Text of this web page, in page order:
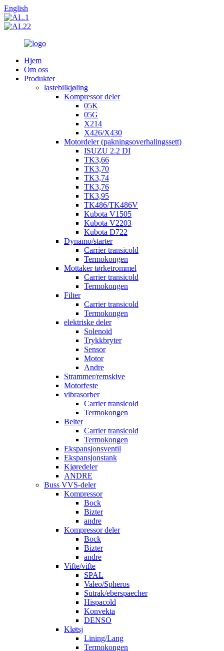
English
Hjem
Om oss
Produkter
lastebilkjøling
Kompressor deler
05K
05G
X214
X426/X430
Motordeler (pakningsoverhalingssett)
ISUZU 2.2 DI
TK3,66
TK3,70
TK3,74
TK3,76
TK3,95
TK486/TK486V
Kubota V1505
Kubota V2203
Kubota D722
Dynamo/starter
Carrier transicold
Termokongen
Mottaker tørketrommel
Carrier transicold
Termokongen
Filter
Carrier transicold
Termokongen
elektriske deler
Solenoid
Trykkbryter
Sensor
Motor
Andre
Strammer/remskive
Motorfeste
vibrasorber
Carrier transicold
Termokongen
Belter
Carrier transicold
Termokongen
Ekspansjonsventil
Ekspansjonstank
Kjøredeler
ANDRE
Buss VVS-deler
Kompressor
Bock
Bizter
andre
Kompressor deler
Bock
Bizter
andre
Vifte/vifte
SPAL
Valeo/Spheros
Sutrak/eberspaecher
Hispacold
Konvekta
DENSO
Kløtsj
Lining/Lang
Termokongen